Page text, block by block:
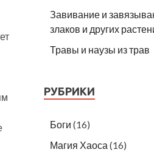
Завивание и
злаков и других
Травы и наузы из трав
РУБРИКИ
Боги (16)
Магия Хаоса (16)